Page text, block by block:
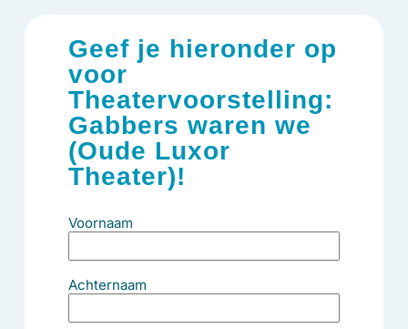
Geef je hieronder op
voor
Theatervoorstelling:
Gabbers waren we
(Oude Luxor
Theater)!
Voornaam
Achternaam